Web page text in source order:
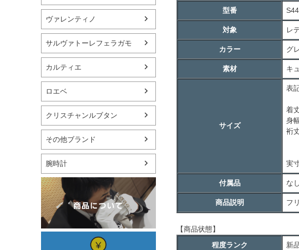
ヴァレンティノ
サルヴァトーレフェラガモ
カルティエ
ロエベ
クリスチャンルブタン
その他ブランド
腕時計
型番
対象 レ
カラー グ
素材 キ
サイズ
表
着
身
裄
実
付属品 なし
商品説明 フ
【商品状態】
程度ランク
新